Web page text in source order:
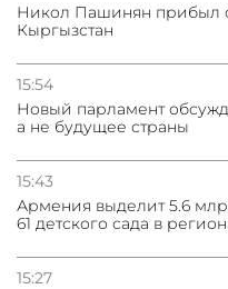
Никол Пашинян прибыл
Кыргызстан
15:54
Новый парламент
а не будущее страны
15:43
Армения выделит 5.6
61 детского сада в
15:27